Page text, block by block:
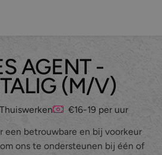
AGENT -
(M/V)
Thuiswerken
€16-19 per uur
een betrouwbare en bij voorkeur
ons te ondersteunen bij één of